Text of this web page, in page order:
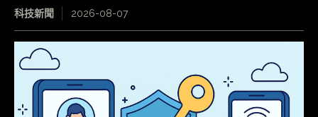
科技新聞 2026-08-07